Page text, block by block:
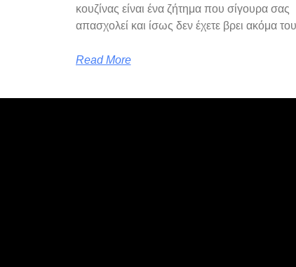
κουζίνας είναι ένα ζήτημα που σίγουρα σας
απασχολεί και ίσως δεν έχετε βρει ακόμα
Read More